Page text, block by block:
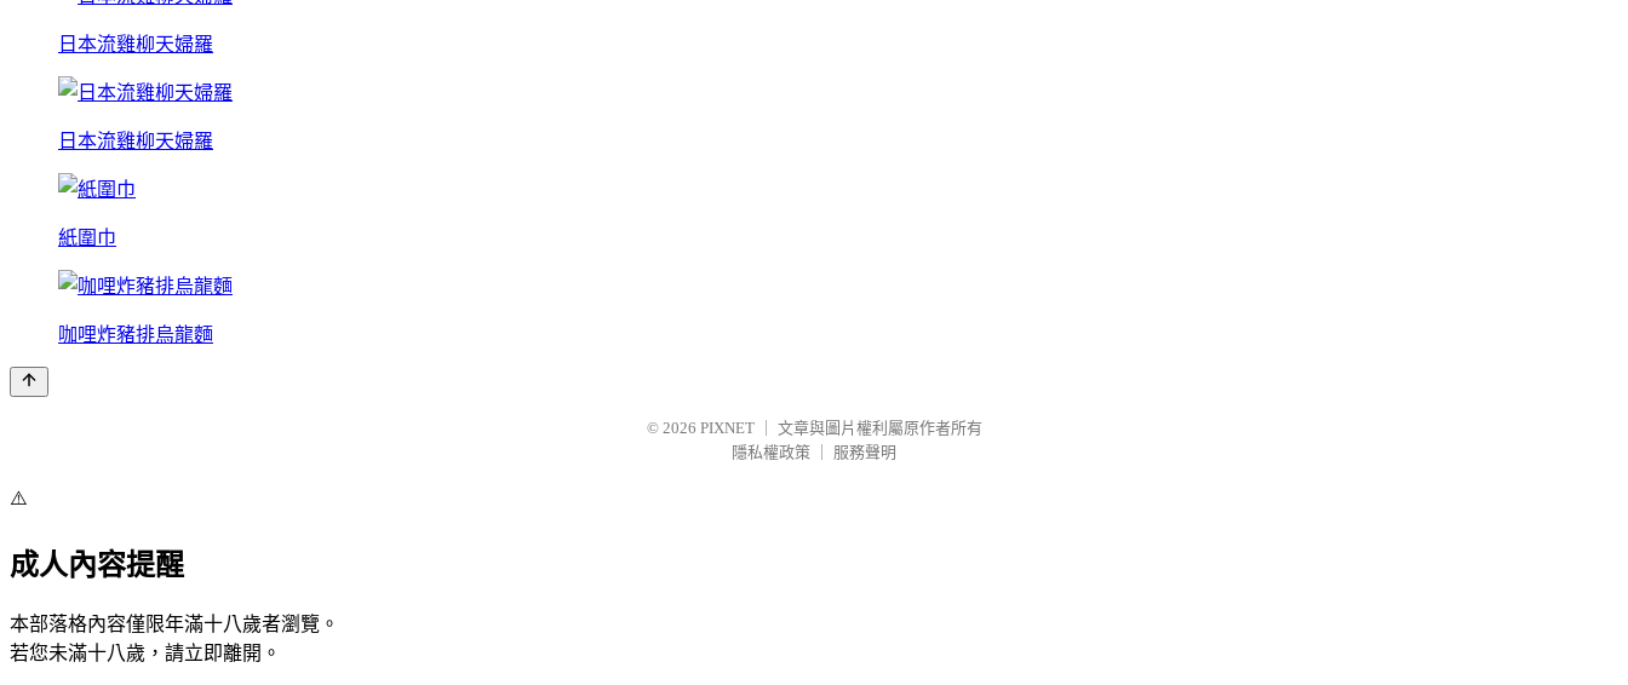
日本流雞柳天婦羅
日本流雞柳天婦羅
紙圍巾
咖哩炸豬排烏龍麵
© 2026 PIXNET
文章與圖片權利屬原作者所有
隱私權政策
服務聲明
⚠️
成人內容提醒
本部落格內容僅限年滿十八歲者瀏覽。
若您未滿十八歲，請立即離開。